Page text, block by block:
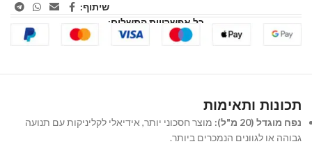
שיתוף:
כל אפשרויות התשלום:
תכונות ותאימות
נפח מוגדל (20 מ"ל):
מוצר חסכוני יותר, אידיאלי לקליניקות עם תנועה
גבוהה או לגוונים הנמכרים ביותר.